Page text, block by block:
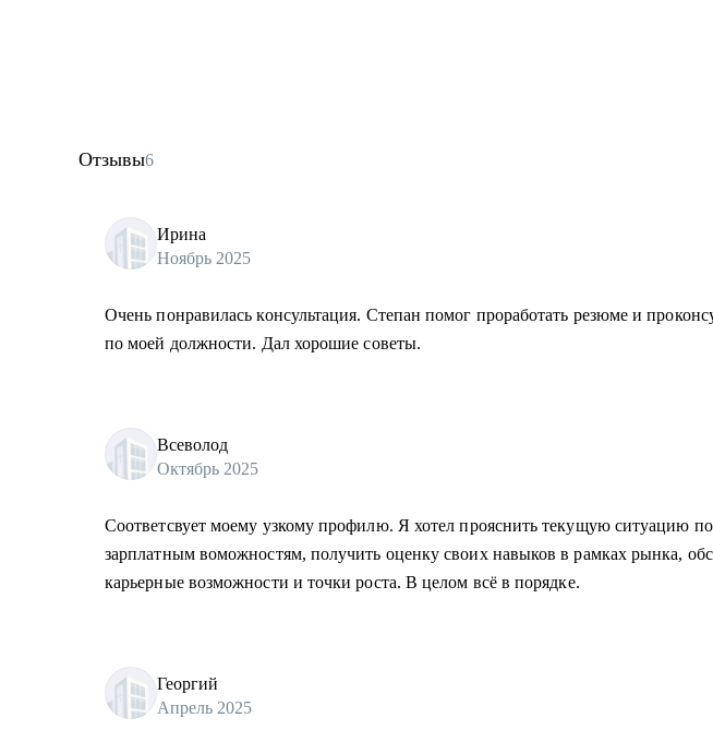
Отзывы6
Ирина
Ноябрь 2025
Очень понравилась консультация. Степан помог проработать резюме и
по моей должности. Дал хорошие советы.
Всеволод
Октябрь 2025
Соответсвует моему узкому профилю. Я хотел прояснить текущую ситуацию по
зарплатным воможностям, получить оценку своих навыков в рамках рынка,
карьерные возможности и точки роста. В целом всё в порядке.
Георгий
Апрель 2025